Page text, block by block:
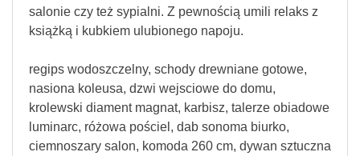
salonie czy też sypialni. Z pewnością umili relaks z
książką i kubkiem ulubionego napoju.
regips wodoszczelny, schody drewniane gotowe,
nasiona koleusa, dzwi wejsciowe do domu,
krolewski diament magnat, karbisz, talerze obiadowe
luminarc, różowa pościel, dab sonoma biurko,
ciemnoszary salon, komoda 260 cm, dywan sztuczna